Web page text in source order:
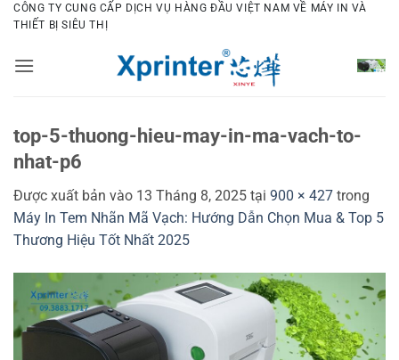
Bỏ
qua
dung
CÔNG TY CUNG CẤP DỊCH VỤ HÀNG ĐẦU VIỆT NAM VỀ MÁY IN VÀ
THIẾT BỊ SIÊU THỊ
top-5-thuong-hieu-may-in-ma-vach-to-
nhat-p6
Được xuất bản vào 13 Tháng 8, 2025 tại 900 × 427 trong
Máy In Tem Nhãn Mã Vạch: Hướng Dẫn Chọn Mua & Top 5
Thương Hiệu Tốt Nhất 2025